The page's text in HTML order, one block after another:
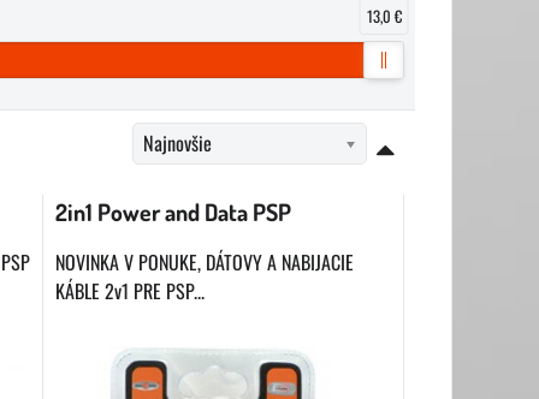
13,0 €
Najnovšie
2in1 Power and Data PSP
NOVINKA V PONUKE, DÁTOVY A NABIJACIE
KÁBLE 2v1 PRE PSP...